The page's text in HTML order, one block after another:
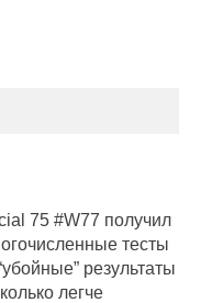
75 #W77 получил
тесты
результаты
легче